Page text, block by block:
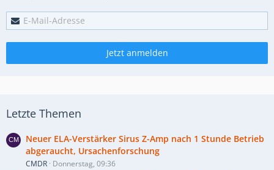
Jetzt anmelden
Letzte Themen
Neuer ELA-Verstärker Sirus Z-Amp nach 1 Stunde Betrieb
abgeraucht, Ursachenforschung
CMDR Donnerstag, 09:36